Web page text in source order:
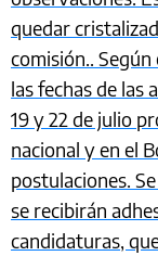
quedar
comisión..
las fechas de las
19 y 22 de julio
nacional y en el
postulaciones.
se recibirán
candidaturas,